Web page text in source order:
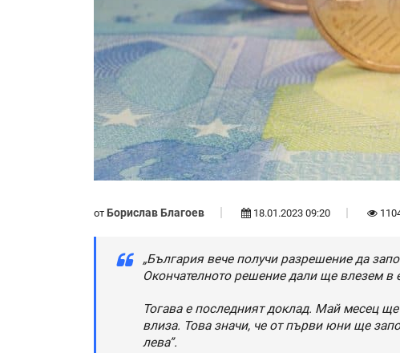
от Борислав Благоев 18.01.2023 09:20
„България вече получи разрешение да
Окончателното решение дали ще влезем в
Тогава е последният доклад. Май месец
влиза. Това значи, че от първи юни ще
лева”.